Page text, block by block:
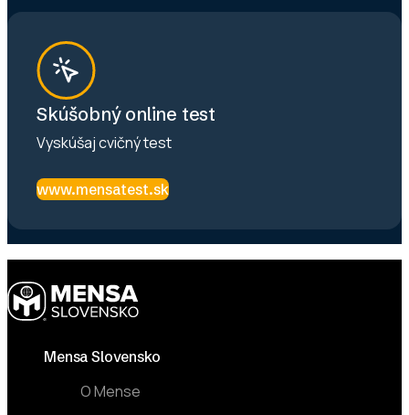
Skúšobný online test
Vyskúšaj cvičný test
www.mensatest.sk
FooterMensa Slovensko
O Mense